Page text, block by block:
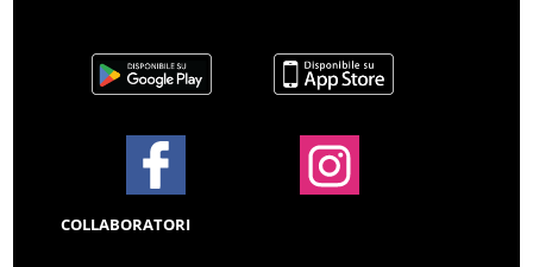
COLLABORATORI